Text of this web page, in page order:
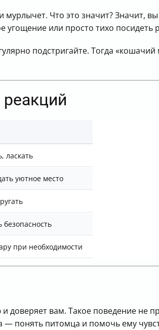
Что это значит? Значит,
или просто тихо посидеть
подстригайте. Тогда «кошачий
ласкать
уютное место
безопасность
при необходимости
доверяет вам. Такое поведение не
— понять питомца и помочь ему